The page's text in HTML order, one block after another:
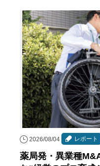
2026/08/04 レポート
薬局発・異業種